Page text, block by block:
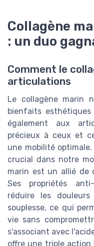
Collagène
: un duo
Comment le
articulations
Le collagène marin
bienfaits
également aux
précieux à ceux et
une mobilité
crucial dans notre
marin est un allié de
Ses propriétés
réduire les
souplesse, ce qui
vie sans
s'associant avec
offre une triple action